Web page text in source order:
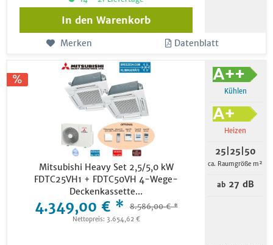
In den Warenkorb
Merken Datenblatt
Mitsubishi Heavy Set 2,5/5,0 kW
FDTC25VH1 + FDTC50VH 4-Wege-
Deckenkassette...
4.349,00 € * 8.586,00 € *
Nettopreis: 3.654,62 €
Kühlen
Heizen
25|25|50
ca. Raumgröße m²
ab27 dB